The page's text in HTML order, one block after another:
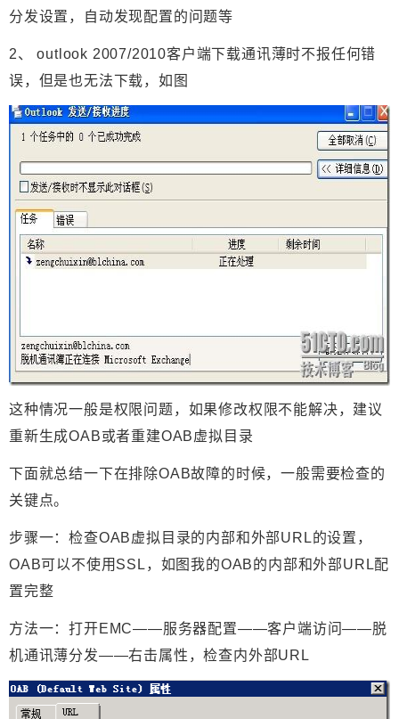
分发设置，自动发现配置的问题等
2、 outlook 2007/2010客户端下载通讯薄时不报任何错
误，但是也无法下载，如图
这种情况一般是权限问题，如果修改权限不能解决，建议
重新生成OAB或者重建OAB虚拟目录
下面就总结一下在排除OAB故障的时候，一般需要检查的
关键点。
步骤一：检查OAB虚拟目录的内部和外部URL的设置，
OAB可以不使用SSL ，如图我的OAB的内部和外部URL配
置完整
方法一：打开EMC——服务器配置——客户端访问——脱
机通讯薄分发——右击属性，检查内外部URL